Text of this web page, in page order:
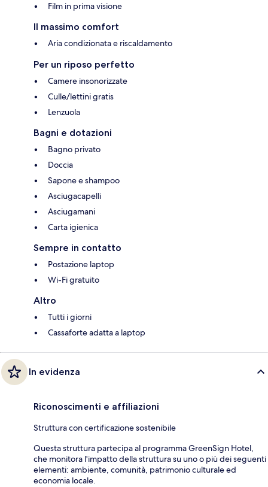
Film in prima visione
Il massimo comfort
Aria condizionata e riscaldamento
Per un riposo perfetto
Camere insonorizzate
Culle/lettini gratis
Lenzuola
Bagni e dotazioni
Bagno privato
Doccia
Sapone e shampoo
Asciugacapelli
Asciugamani
Carta igienica
Sempre in contatto
Postazione laptop
Wi-Fi gratuito
Altro
Tutti i giorni
Cassaforte adatta a laptop
In evidenza
Riconoscimenti e affiliazioni
Struttura con certificazione sostenibile
Questa struttura partecipa al programma GreenSign Hotel,
che monitora l'impatto della struttura su uno o più dei seguenti
elementi: ambiente, comunità, patrimonio culturale ed
economia locale.